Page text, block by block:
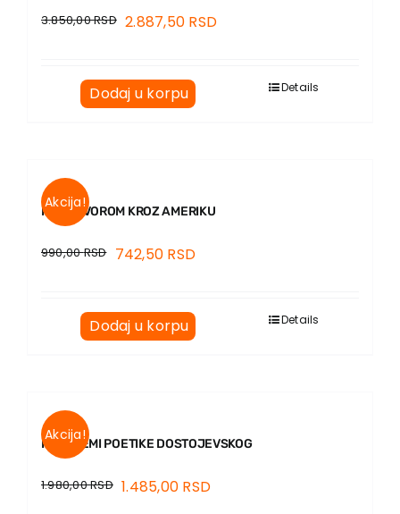
3.850,00RSD 2.887,50 RSD
Dodaj u korpu Details
Akcija!
RAZGOVOROM KROZ AMERIKU
990,00RSD 742,50 RSD
Dodaj u korpu Details
Akcija!
PROBLEMI POETIKE DOSTOJEVSKOG
1.980,00RSD 1.485,00 RSD